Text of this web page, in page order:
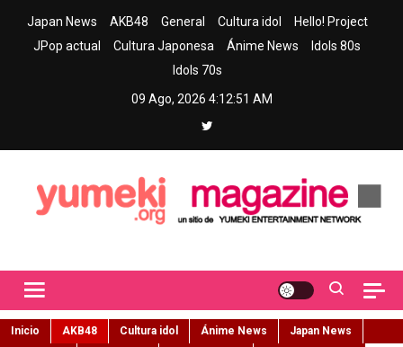
Japan News AKB48 General Cultura idol
Hello! Project
JPop actual
Cultura Japonesa Ánime News
Idols 80s
Idols 70s
09 Ago, 2026 4:12:52 AM
Inicio AKB48 Cultura idol Ánime News
Japan News